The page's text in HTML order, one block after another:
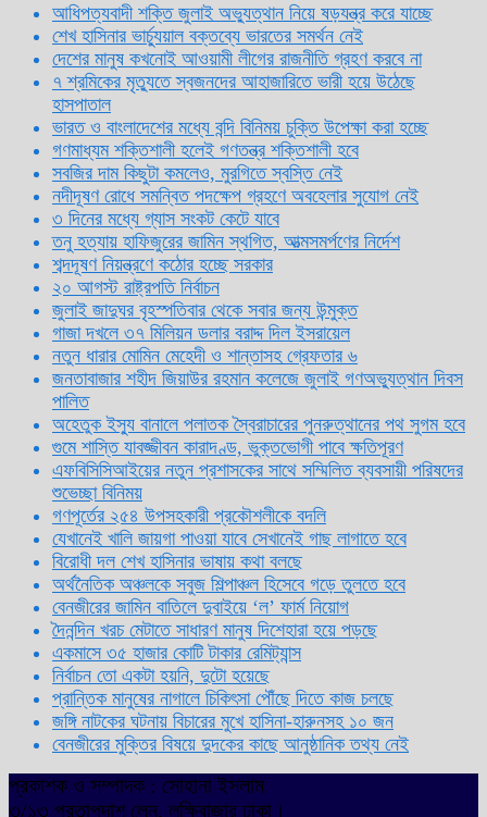
আধিপত্যবাদী শক্তি জুলাই অভ্যুত্থান নিয়ে ষড়যন্ত্র করে যাচ্ছে
শেখ হাসিনার ভার্চ্যুয়াল বক্তব্যে ভারতের সমর্থন নেই
দেশের মানুষ কখনোই আওয়ামী লীগের রাজনীতি গ্রহণ করবে না
৭ শ্রমিকের মৃত্যুতে স্বজনদের আহাজারিতে ভারী হয়ে উঠেছে
হাসপাতাল
ভারত ও বাংলাদেশের মধ্যে বন্দি বিনিময় চুক্তি উপেক্ষা করা হচ্ছে
গণমাধ্যম শক্তিশালী হলেই গণতন্ত্র শক্তিশালী হবে
সবজির দাম কিছুটা কমলেও, মুরগিতে স্বস্তি নেই
নদীদূষণ রোধে সমন্বিত পদক্ষেপ গ্রহণে অবহেলার সুযোগ নেই
৩ দিনের মধ্যে গ্যাস সংকট কেটে যাবে
তনু হত্যায় হাফিজুরের জামিন স্থগিত, আত্মসমর্পণের নির্দেশ
শব্দদূষণ নিয়ন্ত্রণে কঠোর হচ্ছে সরকার
২০ আগস্ট রাষ্ট্রপতি নির্বাচন
জুলাই জাদুঘর বৃহস্পতিবার থেকে সবার জন্য উন্মুক্ত
গাজা দখলে ৩৭ মিলিয়ন ডলার বরাদ্দ দিল ইসরায়েল
নতুন ধারার মোমিন মেহেদী ও শান্তাসহ গ্রেফতার ৬
জনতাবাজার শহীদ জিয়াউর রহমান কলেজে জুলাই গণঅভ্যুত্থান দিবস
পালিত
অহেতুক ইস্যু বানালে পলাতক স্বৈরাচারের পুনরুত্থানের পথ সুগম হবে
গুমে শাস্তি যাবজ্জীবন কারাদণ্ড, ভুক্তভোগী পাবে ক্ষতিপূরণ
এফবিসিসিআইয়ের নতুন প্রশাসকের সাথে সম্মিলিত ব্যবসায়ী পরিষদের
শুভেচ্ছা বিনিময়
গণপূর্তের ২৫৪ উপসহকারী প্রকৌশলীকে বদলি
যেখানেই খালি জায়গা পাওয়া যাবে সেখানেই গাছ লাগাতে হবে
বিরোধী দল শেখ হাসিনার ভাষায় কথা বলছে
অর্থনৈতিক অঞ্চলকে সবুজ শিল্পাঞ্চল হিসেবে গড়ে তুলতে হবে
বেনজীরের জামিন বাতিলে দুবাইয়ে ‌‘ল’ ফার্ম নিয়োগ
দৈনন্দিন খরচ মেটাতে সাধারণ মানুষ দিশেহারা হয়ে পড়ছে
একমাসে ৩৫ হাজার কোটি টাকার রেমিট্যান্স
নির্বাচন তো একটা হয়নি, দুটো হয়েছে
প্রান্তিক মানুষের নাগালে চিকিৎসা পৌঁছে দিতে কাজ চলছে
জঙ্গি নাটকের ঘটনায় বিচারের মুখে হাসিনা-হারুনসহ ১০ জন
বেনজীরের মুক্তির বিষয়ে দুদকের কাছে আনুষ্ঠানিক তথ্য নেই
প্রকাশক ও সম্পাদক : সোহানা ইসলাম
৩/১৩ প্রতাপদাশ লেন, লক্ষিবাজার ঢাকা।